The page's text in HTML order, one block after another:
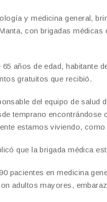
y medicina general,
con brigadas
65 años de edad, habitante
gratuitos que recibió.
del equipo de salud
temprano
estamos viviendo,
que la brigada médica
pacientes en medicina
adultos mayores,